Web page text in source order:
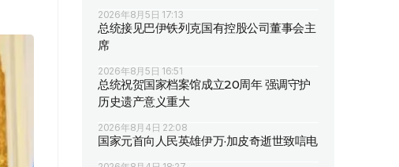
2026年8月5日 17:13
总统接见巴伊铁列克国有控股公司董事会主
席
2026年8月5日 16:51
总统祝贺国家档案馆成立20周年 强调守护
历史遗产意义重大
2026年8月4日 22:08
国家元首向人民英雄伊万·加皮奇逝世致唁电